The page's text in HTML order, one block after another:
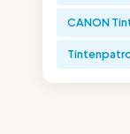
CANON